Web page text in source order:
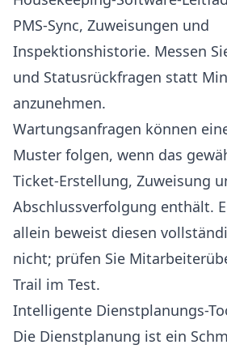
PMS-Sync, Zuweisungen und
Inspektionshistorie. Messen
und Statusrückfragen statt
anzunehmen.
Wartungsanfragen können
Muster folgen, wenn das
Ticket-Erstellung, Zuweisung
Abschlussverfolgung enthält.
allein beweist diesen
nicht; prüfen Sie
Trail im Test.
Intelligente Dienstplanungs-
Die Dienstplanung ist ein